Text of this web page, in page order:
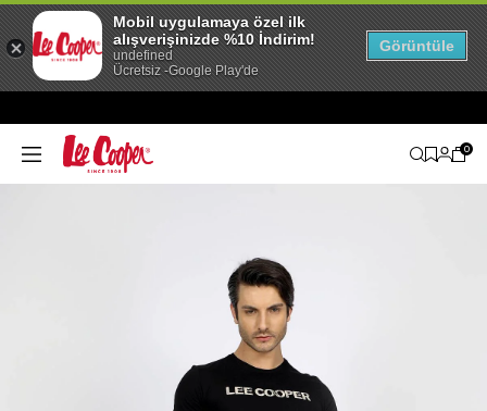
0
Mobil uygulamaya özel ilk
alışverişinizde %10 İndirim!
undefined
Ücretsiz -Google Play'de
Görüntüle